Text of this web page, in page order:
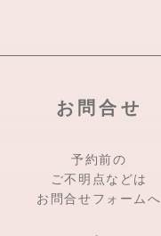
お問合せ
予約前の
ご不明点などは
お問合せフォームへ